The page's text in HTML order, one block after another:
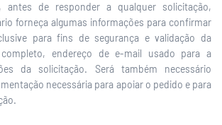
antes de responder a qualquer solicitação,
forneça algumas informações para confirmar
para fins de segurança e validação da
endereço de e-mail usado para a
da solicitação. Será também necessário
necessária para apoiar o pedido e para